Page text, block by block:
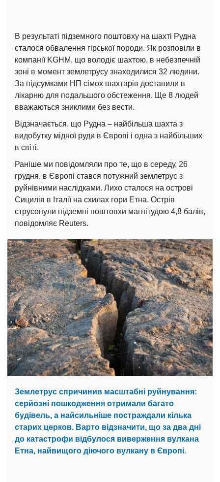
В результаті підземного поштовху на шахті Рудна
сталося обвалення гірської породи. Як розповіли в
компанії KGHM, що володіє шахтою, в небезпечній
зоні в момент землетрусу знаходилися 32 людини.
За підсумками НП сімох шахтарів доставили в
лікарню для подальшого обстеження. Ще 8 людей
вважаються зниклими без вести.
Відзначається, що Рудна – найбільша шахта з
видобутку мідної руди в Європі і одна з найбільших
в світі.
Раніше ми повідомляли про те, що в середу, 26
грудня, в Європі стався потужний землетрус з
руйнівними наслідками. Лихо сталося на острові
Сицилія в Італії на схилах гори Етна. Острів
струсонули підземні поштовхи магнітудою 4,8 балів,
повідомляє Reuters.
Землетрус спричинив масштабні руйнування:
серйозні пошкодження отримали багато
будівель, а найсильніше постраждали кілька
старих церков. Варто відзначити, що за два дні
до катастрофи відбулося виверження вулкана
Етна, найвищого діючого вулкану в Європі.